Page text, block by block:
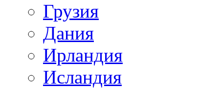
Грузия
Дания
Ирландия
Исландия